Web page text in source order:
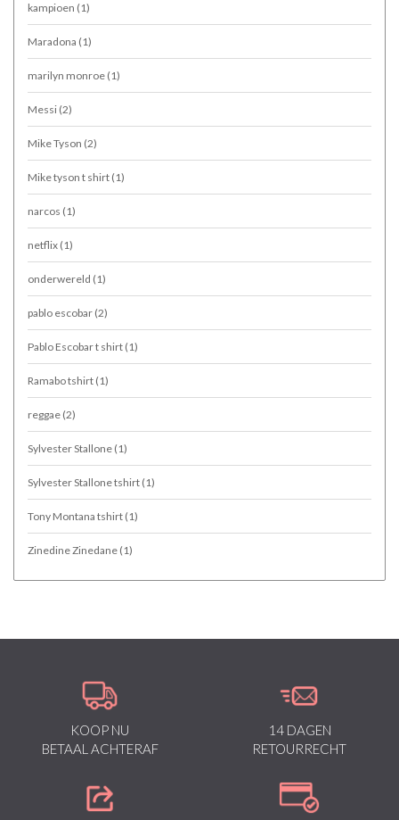
kampioen (1)
Maradona (1)
marilyn monroe (1)
Messi (2)
Mike Tyson (2)
Mike tyson t shirt (1)
narcos (1)
netflix (1)
onderwereld (1)
pablo escobar (2)
Pablo Escobar t shirt (1)
Ramabo tshirt (1)
reggae (2)
Sylvester Stallone (1)
Sylvester Stallone tshirt (1)
Tony Montana tshirt (1)
Zinedine Zinedane (1)
KOOP NU
BETAAL ACHTERAF
14 DAGEN
RETOURRECHT